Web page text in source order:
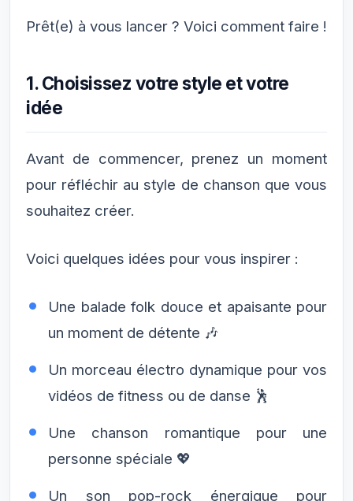
Prêt(e) à vous lancer ? Voici comment faire !
1. Choisissez votre style et votre
idée
Avant de commencer, prenez un moment
pour réfléchir au style de chanson que vous
souhaitez créer.
Voici quelques idées pour vous inspirer :
Une balade folk douce et apaisante pour
un moment de détente 🎶
Un morceau électro dynamique pour vos
vidéos de fitness ou de danse 🕺
Une chanson romantique pour une
personne spéciale 💖
Un son pop-rock énergique pour